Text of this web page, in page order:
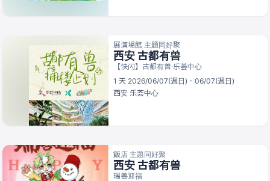
展演場館 主題同好聚
西安 古都有兽
【快闪】古都有兽·乐荟中心
1 天 2026/06/07(週日) - 06/07(週日)
西安 乐荟中心
飯店 主題同好聚
西安 古都有兽
瑞兽迎福